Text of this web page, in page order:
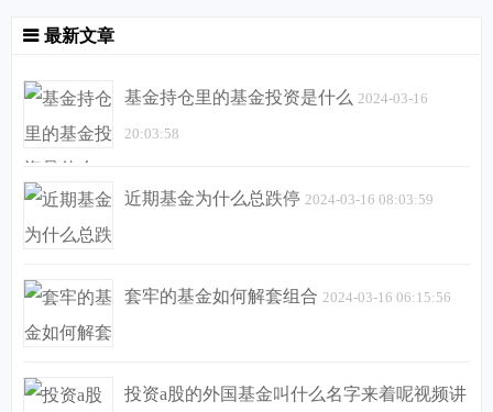
最新文章
基金持仓里的基金投资是什么 2024-03-16
20:03:58
近期基金为什么总跌停 2024-03-16 08:03:59
套牢的基金如何解套组合 2024-03-16 06:15:56
投资a股的外国基金叫什么名字来着呢视频讲